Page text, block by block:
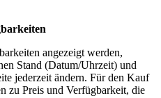
angezeigt werden,
Stand (Datum/Uhrzeit) und
jederzeit ändern. Für den Kauf
zu Preis und Verfügbarkeit, die